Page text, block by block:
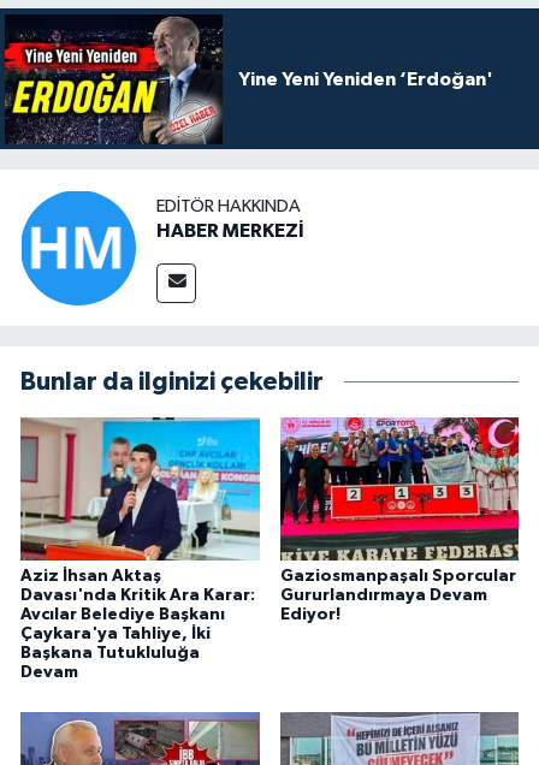
Yine Yeni Yeniden ‘Erdoğan'
EDITÖR HAKKINDA
HABER MERKEZİ
Bunlar da ilginizi çekebilir
Aziz İhsan Aktaş
Davası'nda Kritik Ara Karar:
Avcılar Belediye Başkanı
Çaykara'ya Tahliye, İki
Başkana Tutukluluğa
Devam
Gaziosmanpaşalı Sporcular
Gururlandırmaya Devam
Ediyor!